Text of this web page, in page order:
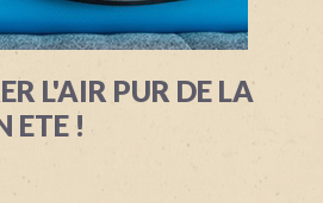
L'AIR PUR DE LA
ETE !
Facebook